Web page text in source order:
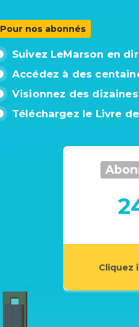
Pour nos abonnés
Suivez LeMarson en
Accédez à des
Visionnez des
Téléchargez le Livre
Cliquez